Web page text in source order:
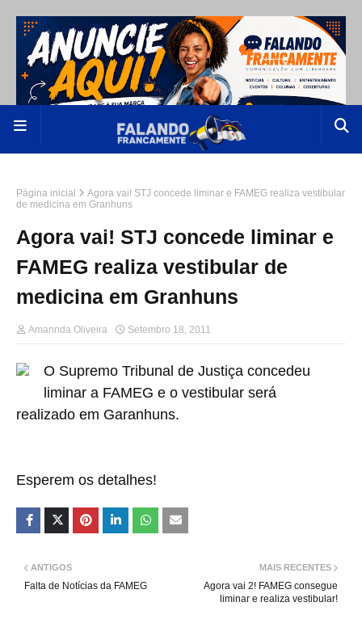
Página inicial
Agora vai! STJ concede liminar e FAMEG realiza vestibular
de medicina em Granhuns
Agora vai! STJ concede liminar e
FAMEG realiza vestibular de
medicina em Granhuns
Amannda Oliveira Setembro 18, 2011
O Supremo Tribunal de Justiça concedeu
liminar a FAMEG e o vestibular será
realizado em Garanhuns.
Esperem os detalhes!
MAIS RECENTES
Agora vai 2! FAMEG consegue
liminar e realiza vestibular!
ANTIGOS
Falta de Notícias da FAMEG